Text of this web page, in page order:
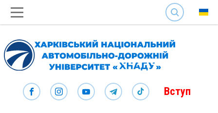
SEARCH
Вступ